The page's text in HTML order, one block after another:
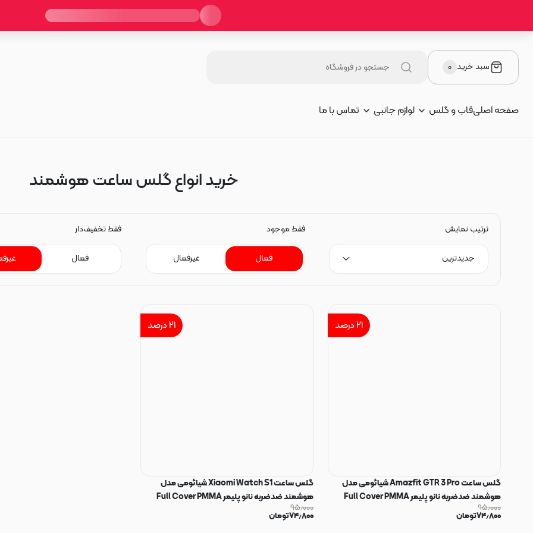
سبد خرید ۰
صفحه اصلیقاب و گلس لوازم جانبی تماس با ما
خرید انواع گلس ساعت هوشمند
ترتیب نمایش
جدیدترین
فقط موجود
فعال غیرفعال
فقط تخفیف‌دار
فعال
۲۱درصد
گلس ساعت Amazfit GTR 3 Pro شیائومی مدل
هوشمند ضدضربه نانو پلیمر Full Cover PMMA
۹۵٫۰۰۰
۷۴٫۸۰۰تومان
۲۱درصد
گلس ساعت Xiaomi Watch S1 شیائومی مدل
هوشمند ضدضربه نانو پلیمر Full Cover PMMA
۹۵٫۰۰۰
۷۴٫۸۰۰تومان